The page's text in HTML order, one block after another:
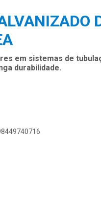
em sistemas de
durabilidade.